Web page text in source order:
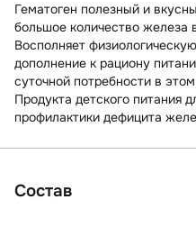
Гематоген полезный и
большое количество железа
Восполняет
дополнение к рациону
суточной потребности в
Продукта детского питания
профилактики дефицита
Состав